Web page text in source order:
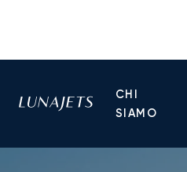
CHI
SIAMO